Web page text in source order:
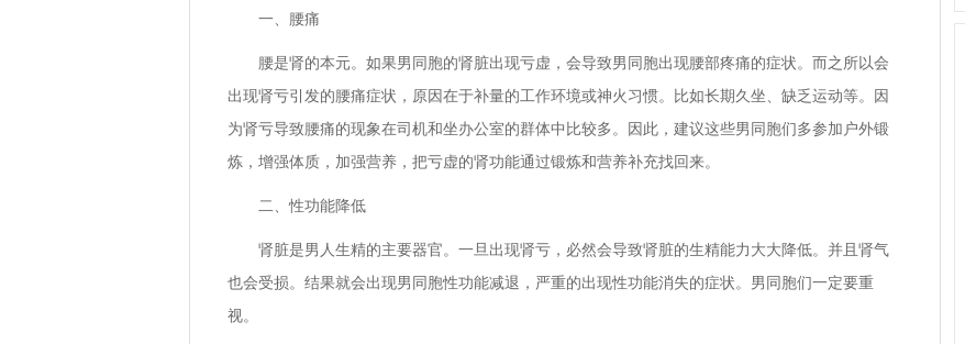
一、腰痛
腰是肾的本元。如果男同胞的肾脏出现亏虚，会导致男同胞出现腰部疼痛的症状。而之所以会
出现肾亏引发的腰痛症状，原因在于补量的工作环境或神火习惯。比如长期久坐、缺乏运动等。因
为肾亏导致腰痛的现象在司机和坐办公室的群体中比较多。因此，建议这些男同胞们多参加户外锻
炼，增强体质，加强营养，把亏虚的肾功能通过锻炼和营养补充找回来。
二、性功能降低
肾脏是男人生精的主要器官。一旦出现肾亏，必然会导致肾脏的生精能力大大降低。并且肾气
也会受损。结果就会出现男同胞性功能减退，严重的出现性功能消失的症状。男同胞们一定要重
视。